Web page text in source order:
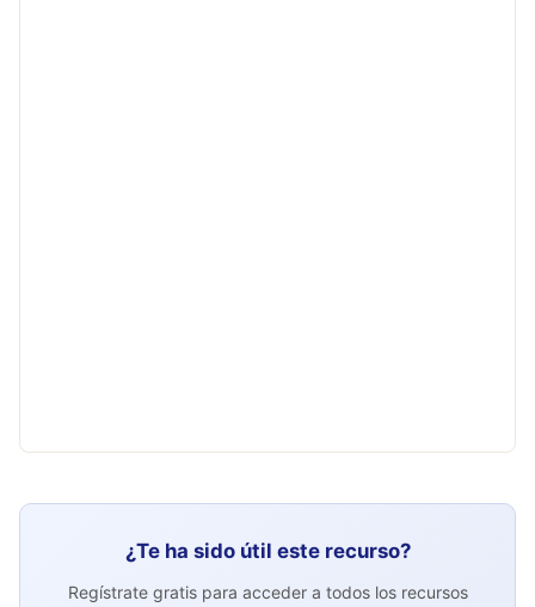
¿Te ha sido útil este recurso?
Regístrate gratis para acceder a todos los recursos